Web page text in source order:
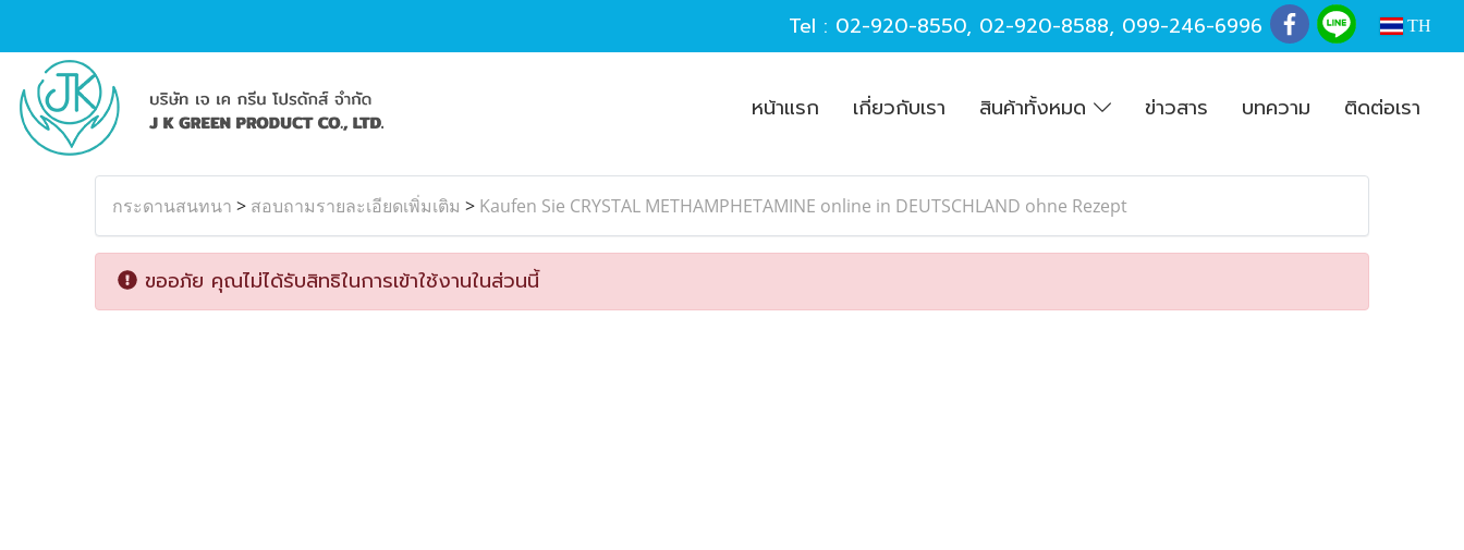
Tel : 02-920-8550, 02-920-8588, 099-246-6996 TH
หน้าแรก เกี่ยวกับเรา สินค้าทั้งหมด ข่าวสาร บทความ ติดต่อเรา
กระดานสนทนา > สอบถามรายละเอียดเพิ่มเติม > Kaufen Sie CRYSTAL METHAMPHETAMINE online in DEUTSCHLAND ohne Rezept
ขออภัย คุณไม่ได้รับสิทธิในการเข้าใช้งานในส่วนนี้